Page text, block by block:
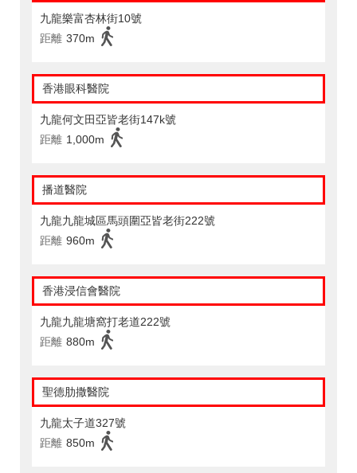
九龍樂富杏林街10號
距離 370m
香港眼科醫院
九龍何文田亞皆老街147k號
距離 1,000m
播道醫院
九龍九龍城區馬頭圍亞皆老街222號
距離 960m
香港浸信會醫院
九龍九龍塘窩打老道222號
距離 880m
聖德肋撒醫院
九龍太子道327號
距離 850m